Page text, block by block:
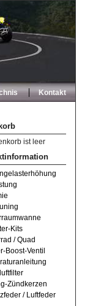
Kontakt
ist leer
Kits
/ Quad
Boost-Ventil
Zündkerzen
/ Luftfeder